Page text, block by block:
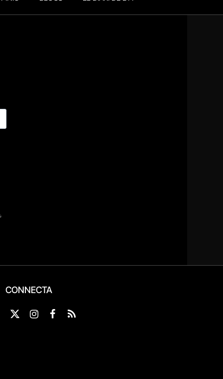
CONNECTA
X
Instagram
Facebook
RSS